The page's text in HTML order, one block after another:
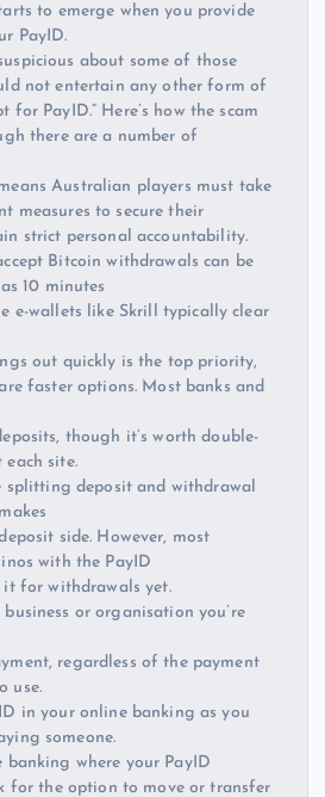
to emerge when you provide
PayID.
about some of those
not entertain any other form of
for PayID.” Here’s how the scam
there are a number of
Australian players must take
measures to secure their
strict personal accountability.
Bitcoin withdrawals can be
10 minutes
e-wallets like Skrill typically clear
out quickly is the top priority,
faster options. Most banks and
though it’s worth double-
each site.
splitting deposit and withdrawal
side. However, most
with the PayID
it for withdrawals yet.
or organisation you’re
regardless of the payment
use.
in your online banking as you
someone.
where your PayID
for the option to move or transfer